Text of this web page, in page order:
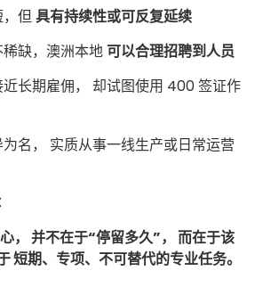
但具有持续性或可反复延续
缺，澳洲本地 可以合理招聘到人员
长期雇佣， 却试图使用 400 签证作
名， 实质从事一线生产或日常运营
， 并不在于“停留多久”， 而在于该
短期、专项、不可替代的专业任务。